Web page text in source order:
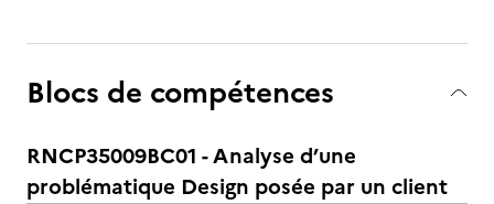
Blocs de compétences
RNCP35009BC01 - Analyse d’une
problématique Design posée par un client